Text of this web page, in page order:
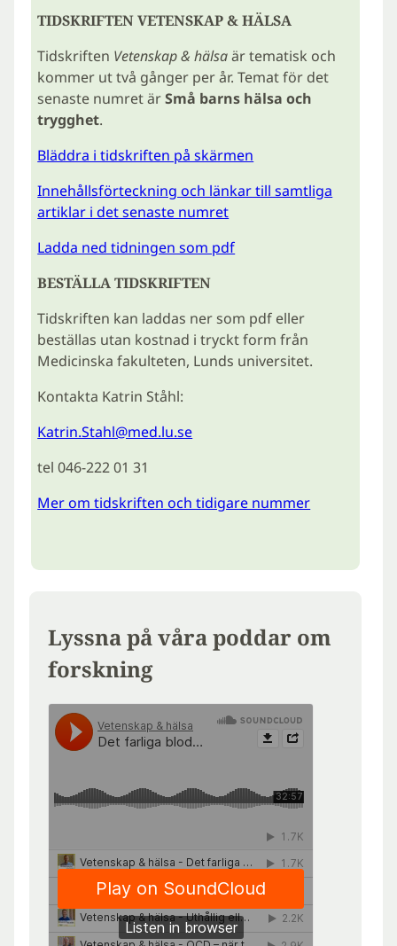
TIDSKRIFTEN VETENSKAP & HÄLSA
Tidskriften Vetenskap & hälsaär tematisk och
kommer ut två gånger per år. Temat för det
senaste numret ärSmå barns hälsa och
trygghet.
Bläddra i tidskriften på skärmen
Innehållsförteckning och länkar till samtliga
artiklar i det senaste numret
Ladda ned tidningen som pdf
BESTÄLLA TIDSKRIFTEN
Tidskriften kan laddas ner som pdf eller
beställas utan kostnad i tryckt form från
Medicinska fakulteten, Lunds universitet.
Kontakta Katrin Ståhl:
Katrin.Stahl@med.lu.se
tel 046-222 01 31
Mer om tidskriften och tidigare nummer
Lyssna på våra poddar om
forskning